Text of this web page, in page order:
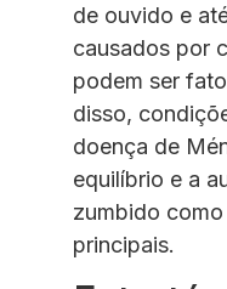
de ouvido e
causados por
podem ser
disso,
doença de
equilíbrio e a
zumbido
principais.